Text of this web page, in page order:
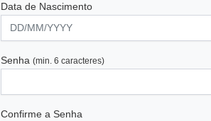
Data de Nascimento
Senha(min. 6 caracteres)
Confirme a Senha